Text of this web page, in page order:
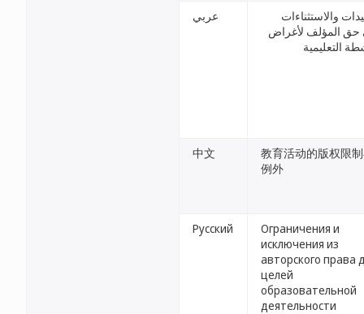
عربي
والاستثناءات
حق المؤلف لأغراض
التعليمية
中文
教育活动的版权限
例外
Русский
Ограничения и
исключения из
авторского права
целей
образовательной
деятельности